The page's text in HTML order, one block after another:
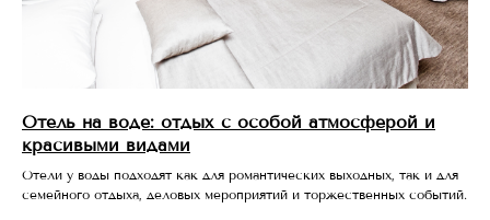
Отель на воде: отдых с особой атмосферой и
красивыми видами
Отели у воды подходят как для романтических выходных, так и для
семейного отдыха, деловых мероприятий и торжественных событий.